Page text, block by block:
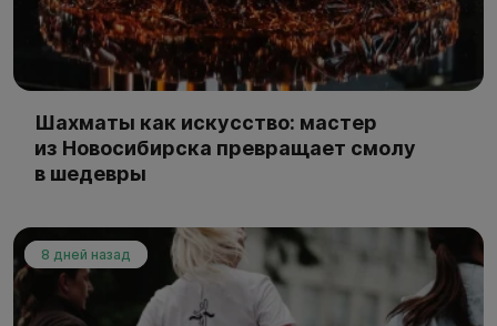
Шахматы как искусство: мастер
из Новосибирска превращает смолу
в шедевры
8 дней назад